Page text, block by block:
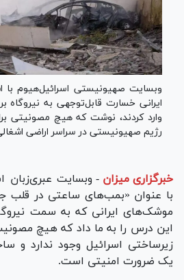
وبسایت صهیونیستی اسرائیل‌هیوم با
ایرانی خسارت قابل‌توجهی به نیروگاه
وارد کردند، نوشت که هیچ مصونیتی
رژیم صهیونیستی در سراسر اراضی
خبرگزاری میزان - وبسایت عبری‌زبان
با عنوان «بمب‌های ساعتی در قلب
موشک‌های ایرانی که به سمت
این درس را به ما داد که هیچ
زیرساختی اسرائیل وجود ندارد و
یک ضرورت امنیتی است.